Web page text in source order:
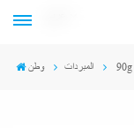
وطن المبردات